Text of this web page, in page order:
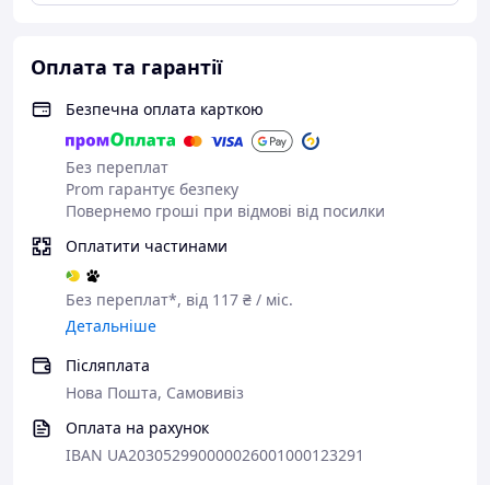
Оплата та гарантії
Безпечна оплата карткою
Без переплат
Prom гарантує безпеку
Повернемо гроші при відмові від посилки
Оплатити частинами
Без переплат*, від 117 ₴ / міс.
Детальніше
Післяплата
Нова Пошта, Самовивіз
Оплата на рахунок
IBAN UA203052990000026001000123291